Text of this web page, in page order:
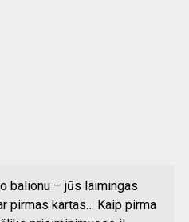
balionu – jūs laimingas
pirmas kartas… Kaip pirma